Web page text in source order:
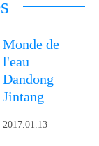
Monde de
l'eau
Dandong
Jintang
2017.01.13